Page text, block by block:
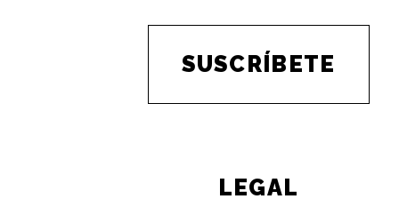
SUSCRÍBETE
LEGAL